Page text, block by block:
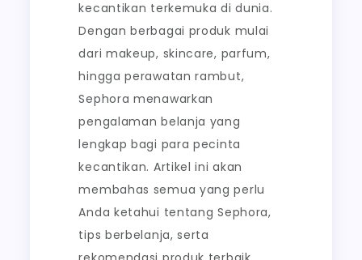
kecantikan terkemuka di dunia.
Dengan berbagai produk mulai
dari makeup, skincare, parfum,
hingga perawatan rambut,
Sephora menawarkan
pengalaman belanja yang
lengkap bagi para pecinta
kecantikan. Artikel ini akan
membahas semua yang perlu
Anda ketahui tentang Sephora,
tips berbelanja, serta